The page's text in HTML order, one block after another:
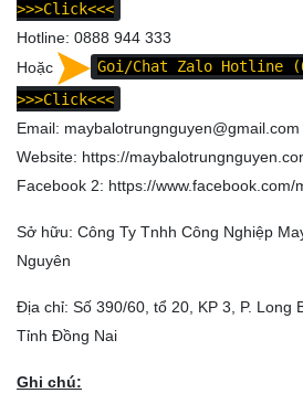
>>>Click<<<
Hotline: 0888 944 333
Hoặc
Goi/Chat Zalo Hotline
>>>Click<<<
Email: maybalotrungnguyen@gmail.com
Website: https://
Facebook 2: https://www.facebook.com/
Sở hữu: Công Ty Tnhh Công Nghiệp
Nguyên
Địa chỉ: Số 390/60, tổ 20, KP 3, P. Long
Tỉnh Đồng Nai
Ghi chú: